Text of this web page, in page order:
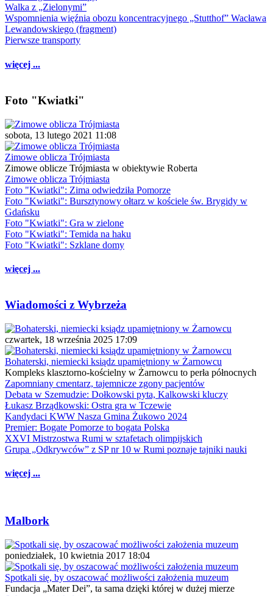
Walka z „Zielonymi”
Wspomnienia więźnia obozu koncentracyjnego „Stutthof” Wacława
Lewandowskiego (fragment)
Pierwsze transporty
więcej ...
Foto "Kwiatki"
sobota, 13 lutego 2021 11:08
Zimowe oblicza Trójmiasta
Zimowe oblicze Trójmiasta w obiektywie Roberta
Zimowe oblicza Trójmiasta
Foto "Kwiatki": Zima odwiedziła Pomorze
Foto "Kwiatki": Bursztynowy ołtarz w kościele św. Brygidy w
Gdańsku
Foto "Kwiatki": Gra w zielone
Foto "Kwiatki": Temida na haku
Foto "Kwiatki": Szklane domy
więcej ...
Wiadomości z Wybrzeża
czwartek, 18 września 2025 17:09
Bohaterski, niemiecki ksiądz upamiętniony w Żarnowcu
Kompleks klasztorno-kościelny w Żarnowcu to perła północnych
Zapomniany cmentarz, tajemnicze zgony pacjentów
Debata w Szemudzie: Dołkowski pyta, Kalkowski kluczy
Łukasz Brządkowski: Ostra gra w Tczewie
Kandydaci KWW Nasza Gmina Żukowo 2024
Premier: Bogate Pomorze to bogata Polska
XXVI Mistrzostwa Rumi w sztafetach olimpijskich
Grupa „Odkrywców” z SP nr 10 w Rumi poznaje tajniki nauki
więcej ...
Malbork
poniedziałek, 10 kwietnia 2017 18:04
Spotkali się, by oszacować możliwości założenia muzeum
Fundacja „Mater Dei”, ta sama dzięki której w dużej mierze